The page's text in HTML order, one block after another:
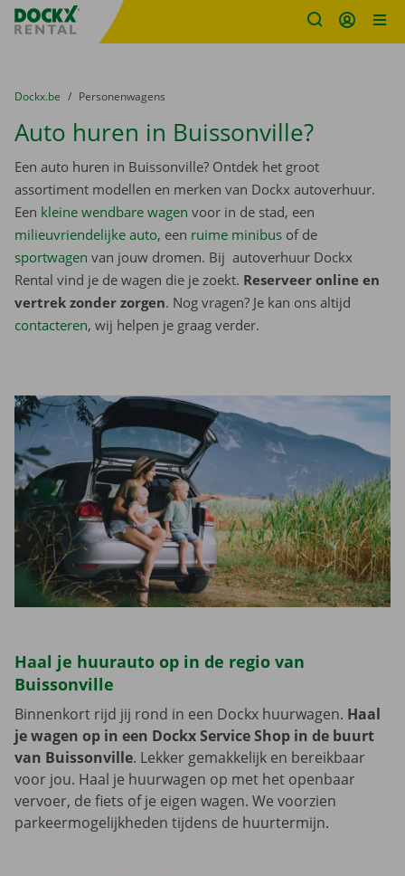
Fratello DEMO
U bevindt zich hier:
van
Dockx.be naar
Personenwagens
Auto huren in Buissonville?
Een auto huren in Buissonville? Ontdek het groot
assortiment modellen en merken van Dockx autoverhuur.
Een kleine wendbare wagen voor in de stad, een
milieuvriendelijke auto, een ruime minibus of de
sportwagen van jouw dromen. Bij autoverhuur Dockx
Rental vind je de wagen die je zoekt. Reserveer online en
vertrek zonder zorgen. Nog vragen? Je kan ons altijd
contacteren, wij helpen je graag verder.
Haal je huurauto op in de regio van
Buissonville
Binnenkort rijd jij rond in een Dockx huurwagen. Haal
je wagen op in een Dockx Service Shop in de buurt
van Buissonville. Lekker gemakkelijk en bereikbaar
voor jou. Haal je huurwagen op met het openbaar
vervoer, de fiets of je eigen wagen. We voorzien
parkeermogelijkheden tijdens de huurtermijn.